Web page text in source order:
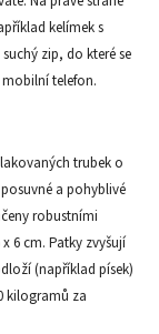
kelímek s
zip, do které se
telefon.
trubek o
a pohyblivé
robustními
6 cm. Patky zvyšují
(například písek)
kilogramů za